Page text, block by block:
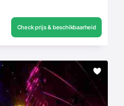
Check prijs & beschikbaarheid